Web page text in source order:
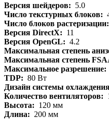
Версия шейдеров: 5.0
Число текстурных блоков:
Число блоков растеризации:
Версия DirectX: 11
Версия OpenGL: 4.2
Максимальная степень
Максимальная степень
Максимальное разрешение:
TDP: 80 Вт
Дизайн системы
Количество вентиляторов:
Высота: 120 мм
Длина: 200 мм